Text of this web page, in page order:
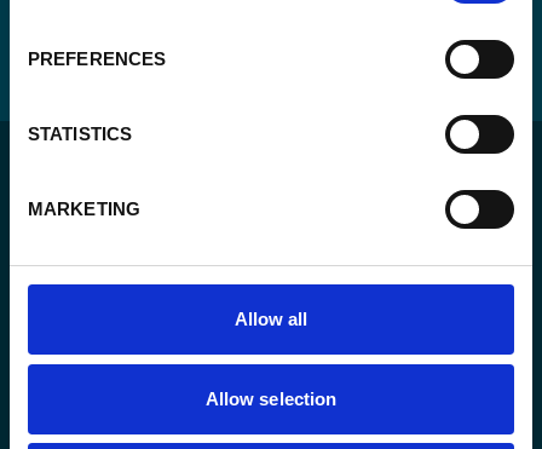
PREFERENCES
STATISTICS
MARKETING
Allow all
Allow selection
Pour un monde durable où toutes les personnes vivent
dans un État de droit et ont la liberté de s’épanouir
pleinement.
L’agence